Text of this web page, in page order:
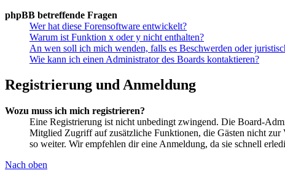
phpBB betreffende Fragen
Wer hat diese Forensoftware entwickelt?
Warum ist Funktion x oder y nicht enthalten?
An wen soll ich mich wenden, falls es Beschwerden oder
Wie kann ich einen Administrator des Boards kontaktieren?
Registrierung und Anmeldung
Wozu muss ich mich registrieren?
Eine Registrierung ist nicht unbedingt zwingend. Die Board-
Mitglied Zugriff auf zusätzliche Funktionen, die Gästen nicht
so weiter. Wir empfehlen dir eine Anmeldung, da sie schnell
Nach oben